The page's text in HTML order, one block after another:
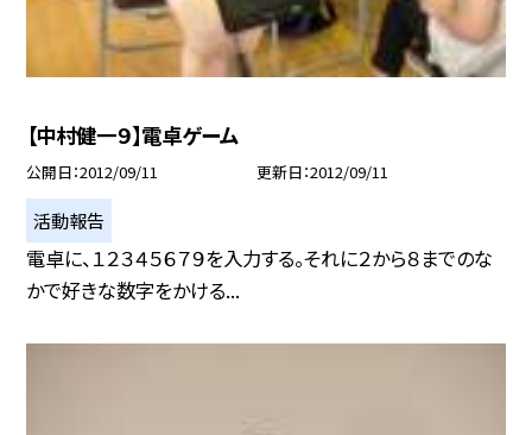
【中村健一９】電卓ゲーム
公開日 2012/09/11 更新日 2012/09/11
活動報告
電卓に、１２３４５６７９を入力する。それに２から８までのな
かで好きな数字をかける...